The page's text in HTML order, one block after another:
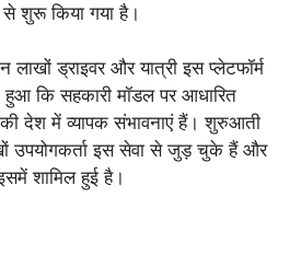
से शुरू किया गया है।
लाखों ड्राइवर और यात्री इस प्लेटफॉर्म
कि सहकारी मॉडल पर आधारित
की देश में व्यापक संभावनाएं हैं। शुरुआती
उपयोगकर्ता इस सेवा से जुड़ चुके हैं और
शामिल हुई है।